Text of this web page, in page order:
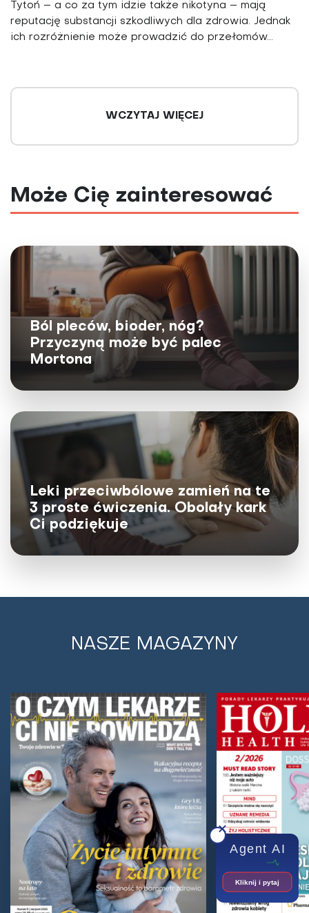
Tytoń – a co za tym idzie także nikotyna – mają
reputację substancji szkodliwych dla zdrowia. Jednak
ich rozróżnienie może prowadzić do przełomów...
Czym jest technologia mRNA i dlaczego
jej bezpieczeństwo budzi obawy?
Wielkie koncerny farmaceutyczne przewidziały
przyszłość zwaną mRNA. Technologia ta – po raz
pierwszy wdrożona na skalę globalną w walce z...
poty, mogą świadczyć o wielu
chorobach
do życia, regeneracji i utrzymania optymalnego
zdrowia. Prawidłowy sen charakteryzuje się...
WCZYTAJ WIĘCEJ
Może Cię zainteresować
Ból pleców, bioder, nóg?
Przyczyną może być palec
Mortona
Leki przeciwbólowe zamień na te
3 proste ćwiczenia. Obolały kark
Ci podziękuje
Agent AI
Kliknij i pytaj
NASZE MAGAZYNY